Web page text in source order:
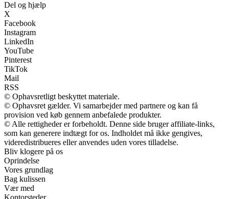
Del og hjælp
X
Facebook
Instagram
LinkedIn
YouTube
Pinterest
TikTok
Mail
RSS
© Ophavsretligt beskyttet materiale.
© Ophavsret gælder. Vi samarbejder med partnere og kan få
provision ved køb gennem anbefalede produkter.
© Alle rettigheder er forbeholdt. Denne side bruger affiliate-links,
som kan generere indtægt for os. Indholdet må ikke gengives,
videredistribueres eller anvendes uden vores tilladelse.
Bliv klogere på os
Oprindelse
Vores grundlag
Bag kulissen
Vær med
Kontorsteder